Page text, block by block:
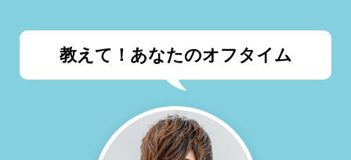
教えて！あなたのオフタイム